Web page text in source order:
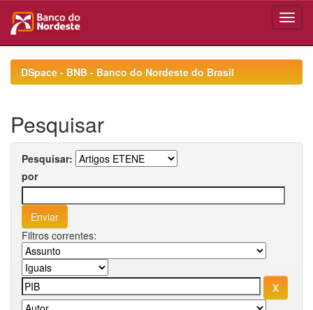
navigationDSpace - BNB - Banco do Nordeste do Brasil
Pesquisar
Pesquisar:
por
Filtros correntes: